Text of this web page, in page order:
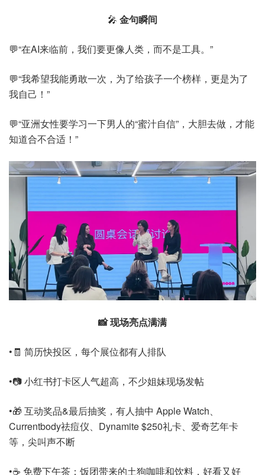
🎤 金句瞬间
💬“在AI来临前，我们要更像人类，而不是工具。”
💬“我希望我能勇敢一次，为了给孩子一个榜样，更是为了
我自己！”
💬“亚洲女性要学习一下男人的“蜜汁自信”，大胆去做，才能
知道合不合适！”
📸 现场亮点满满
•🧾 简历快投区，每个展位都有人排队
•📷 小红书打卡区人气超高，不少姐妹现场发帖
•🎁 互动奖品&最后抽奖，有人抽中 Apple Watch、
Currentbody祛痘仪、Dynamite $250礼卡、爱奇艺年卡
等，尖叫声不断
•☕ 免费下午茶：饭团带来的土狗咖啡和饮料，好看又好